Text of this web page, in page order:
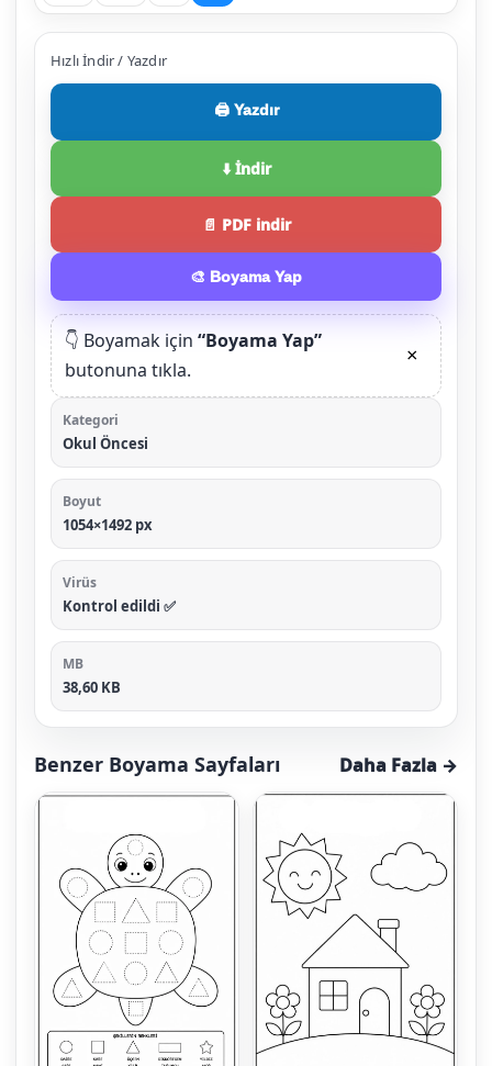
Hızlı İndir / Yazdır
🖨️ Yazdır
⬇️ İndir
📄 PDF indir
🎨 Boyama Yap
👇 Boyamak için “Boyama Yap”
butonuna tıkla.
×
Kategori
Okul Öncesi
Boyut
1054×1492 px
Virüs
Kontrol edildi ✅
MB
38,60 KB
Benzer Boyama Sayfaları Daha Fazla →